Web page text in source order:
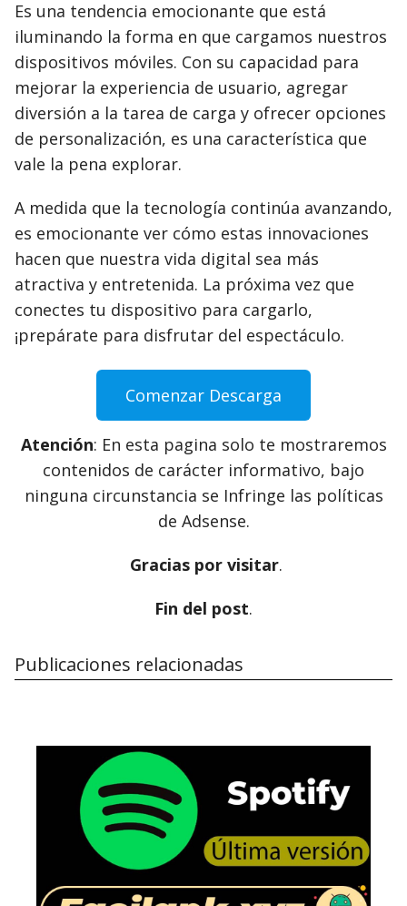
Es una tendencia emocionante que está
iluminando la forma en que cargamos nuestros
dispositivos móviles. Con su capacidad para
mejorar la experiencia de usuario, agregar
diversión a la tarea de carga y ofrecer opciones
de personalización, es una característica que
vale la pena explorar.
A medida que la tecnología continúa avanzando,
es emocionante ver cómo estas innovaciones
hacen que nuestra vida digital sea más
atractiva y entretenida. La próxima vez que
conectes tu dispositivo para cargarlo,
¡prepárate para disfrutar del espectáculo.
Comenzar Descarga
Atención: En esta pagina solo te mostraremos
contenidos de carácter informativo, bajo
ninguna circunstancia se Infringe las políticas
de Adsense.
Gracias por visitar.
Fin del post.
Publicaciones relacionadas